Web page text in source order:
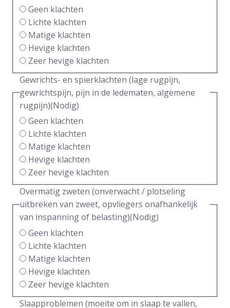
Geen klachten
Lichte klachten
Matige klachten
Hevige klachten
Zeer hevige klachten
Gewrichts- en spierklachten (lage rugpijn,
gewrichtspijn, pijn in de ledematen, algemene
rugpijn)(Nodig)
Geen klachten
Lichte klachten
Matige klachten
Hevige klachten
Zeer hevige klachten
Overmatig zweten (onverwacht / plotseling
uitbreken van zweet, opvliegers onafhankelijk
van inspanning of belasting)(Nodig)
Geen klachten
Lichte klachten
Matige klachten
Hevige klachten
Zeer hevige klachten
Slaapproblemen (moeite om in slaap te vallen,